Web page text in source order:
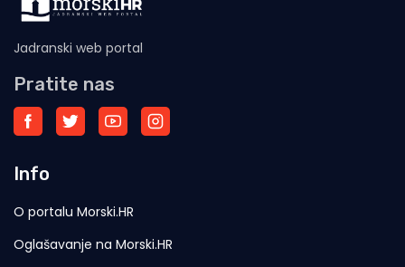
Jadranski web portal
Pratite nas
Info
O portalu Morski.HR
Oglašavanje na Morski.HR